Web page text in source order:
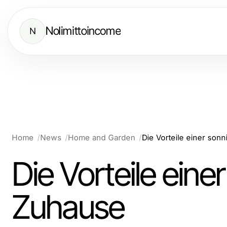
N Nolimittoincome
Home News Home and Garden Die Vorteile einer
Die Vorteile
Zuhause